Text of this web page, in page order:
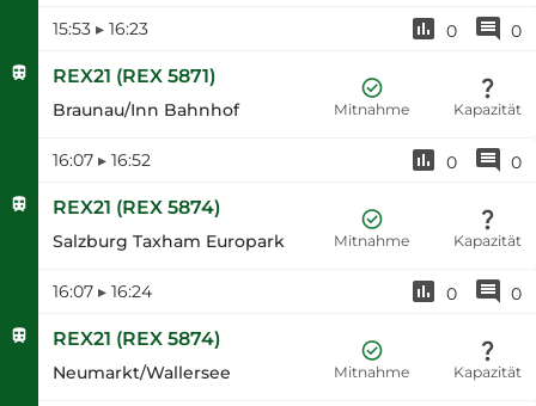
15:53 ▸ 16:23 0 0
REX21 (REX 5871)
Braunau/Inn Bahnhof Mitnahme Kapazität
16:07 ▸ 16:52 0 0
REX21 (REX 5874)
Salzburg Taxham Europark Mitnahme Kapazität
16:07 ▸ 16:24 0 0
REX21 (REX 5874)
Neumarkt/Wallersee Mitnahme Kapazität